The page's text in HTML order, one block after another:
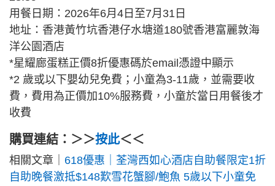
用餐日期：2026年6月4日至7月31日
地址：香港黃竹坑香港仔水塘道180號香港富麗敦海
洋公園酒店
*星耀廊蛋糕正價8折優惠碼於email憑證中顯示
*2 歲或以下嬰幼兒免費；小童為3-11歲，並需要收
費，費用為正價加10%服務費，小童於當日用餐後才
收費
購買連結：＞＞按此＜＜
相關文章｜ 618優惠｜荃灣西如心酒店自助餐限定1折
自助晚餐激抵$148歎雪花蟹腳/鮑魚 5歲以下小童免